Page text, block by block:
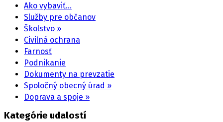
Ako vybaviť…
Služby pre občanov
Školstvo »
Civilná ochrana
Farnosť
Podnikanie
Dokumenty na prevzatie
Spoločný obecný úrad »
Doprava a spoje »
Kategórie udalostí